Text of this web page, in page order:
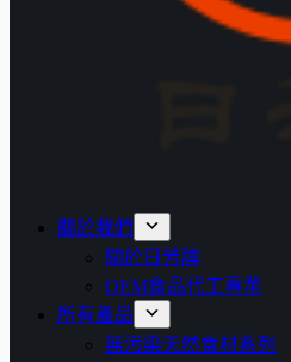
關於我們
關於日芳牌
OEM食品代工專業
所有產品
無污染天然食材系列